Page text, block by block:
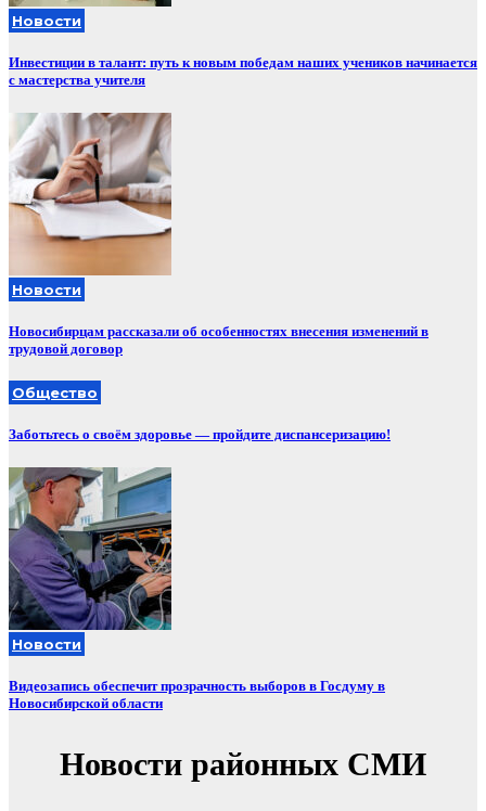
Новости
Инвестиции в талант: путь к новым победам наших учеников начинается
с мастерства учителя
Новости
Новосибирцам рассказали об особенностях внесения изменений в
трудовой договор
Общество
Заботьтесь о своём здоровье — пройдите диспансеризацию!
Новости
Видеозапись обеспечит прозрачность выборов в Госдуму в
Новосибирской области